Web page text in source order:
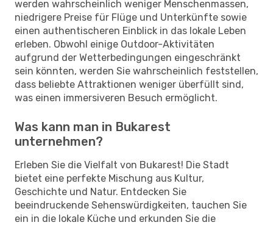
werden wahrscheinlich weniger Menschenmassen,
niedrigere Preise für Flüge und Unterkünfte sowie
einen authentischeren Einblick in das lokale Leben
erleben. Obwohl einige Outdoor-Aktivitäten
aufgrund der Wetterbedingungen eingeschränkt
sein könnten, werden Sie wahrscheinlich feststellen,
dass beliebte Attraktionen weniger überfüllt sind,
was einen immersiveren Besuch ermöglicht.
Was kann man in Bukarest
unternehmen?
Erleben Sie die Vielfalt von Bukarest! Die Stadt
bietet eine perfekte Mischung aus Kultur,
Geschichte und Natur. Entdecken Sie
beeindruckende Sehenswürdigkeiten, tauchen Sie
ein in die lokale Küche und erkunden Sie die